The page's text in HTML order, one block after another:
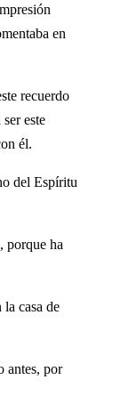
en
recuerdo
este
él.
del Espíritu
porque ha
casa de
antes, por